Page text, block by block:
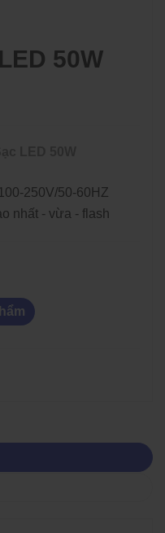
50W
250V/50-60HZ
nhất - vừa - flash